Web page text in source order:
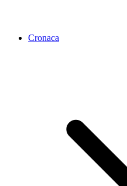
Cronaca